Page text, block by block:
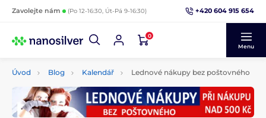
Zavolejte nám (Po 12-16:30, Út-Pá 9-16:30) +420 604 915 654
0
Menu
Úvod Blog Kalendář Lednové nákupy bez poštovného